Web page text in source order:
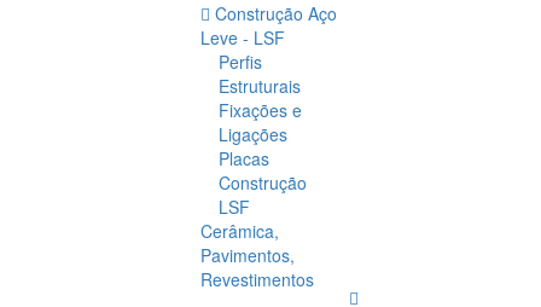
Construção Aço
Leve - LSF
Perfis
Estruturais
Fixações e
Ligações
Placas
Construção
LSF
Cerâmica,
Pavimentos,
Revestimentos